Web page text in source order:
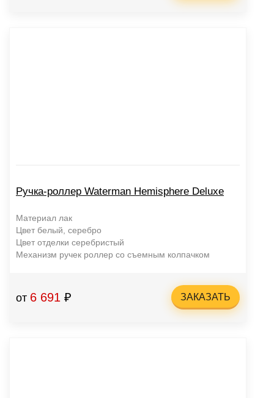
Ручка-роллер Waterman Hemisphere Deluxe
Материал лак
Цвет белый, серебро
Цвет отделки серебристый
Механизм ручек роллер со съемным колпачком
от 6 691 ₽ ЗАКАЗАТЬ